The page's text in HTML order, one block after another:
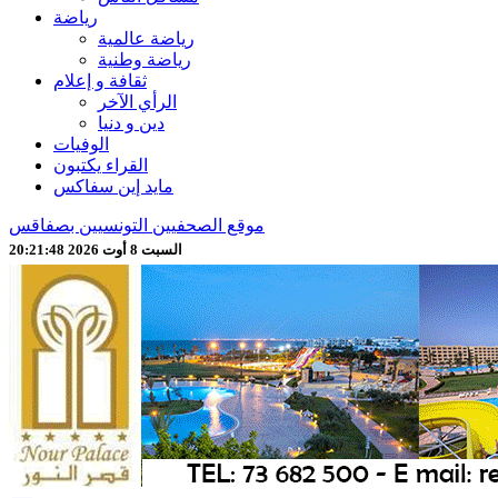
رياضة
رياضة عالمية
رياضة وطنية
ثقافة و إعلام
الرأي الآخر
دين و دنيا
الوفيات
القراء يكتبون
مايد إين سفاكس
موقع الصحفيين التونسيين بصفاقس
السبت 8 أوت 2026 20:21:50